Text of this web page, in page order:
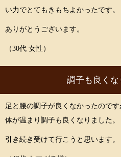
い力でとてもきもちよかったです。
ありがとうございます。
（30代 女性）
調子も良くな
足と腰の調子が良くなかったので
体が温まり調子も良くなりました。
引き続き受けて行こうと思います。